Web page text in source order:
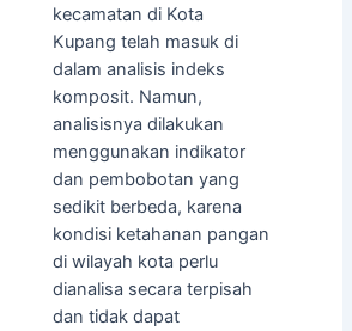
kecamatan di Kota
Kupang telah masuk di
dalam analisis indeks
komposit. Namun,
analisisnya dilakukan
menggunakan indikator
dan pembobotan yang
sedikit berbeda, karena
kondisi ketahanan pangan
di wilayah kota perlu
dianalisa secara terpisah
dan tidak dapat